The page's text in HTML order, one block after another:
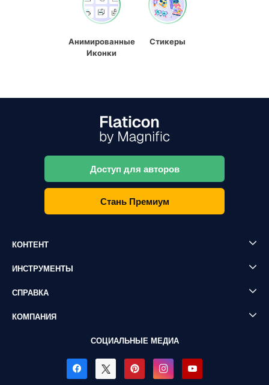
Анимированные
Иконки
Стикеры
Доступ для авторов
Стань Премиум
КОНТЕНТ
ИНСТРУМЕНТЫ
СПРАВКА
КОМПАНИЯ
СОЦИАЛЬНЫЕ МЕДИА